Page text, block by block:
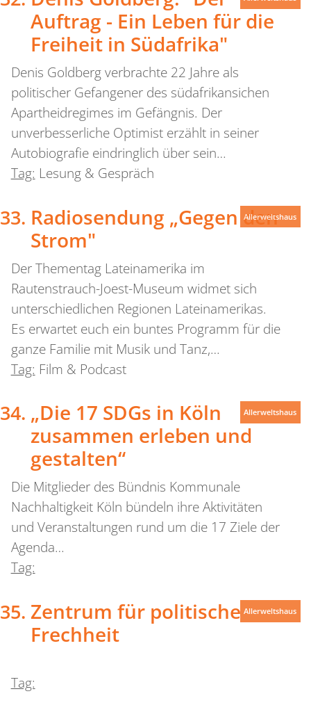
Auftrag - Ein Leben für die
Freiheit in Südafrika"
Denis Goldberg verbrachte 22 Jahre als
politischer Gefangener des südafrikansichen
Apartheidregimes im Gefängnis. Der
unverbesserliche Optimist erzählt in seiner
Autobiografie eindringlich über sein…
Tag: Lesung & Gespräch
Radiosendung „Gegen den
Strom"
Der Thementag Lateinamerika im
Rautenstrauch-Joest-Museum widmet sich
unterschiedlichen Regionen Lateinamerikas.
Es erwartet euch ein buntes Programm für die
ganze Familie mit Musik und Tanz,…
Tag: Film & Podcast
Allerweltshaus
„Die 17 SDGs in Köln
zusammen erleben und
gestalten“
Die Mitglieder des Bündnis Kommunale
Nachhaltigkeit Köln bündeln ihre Aktivitäten
und Veranstaltungen rund um die 17 Ziele der
Agenda…
Tag:
Allerweltshaus
Zentrum für politische
Frechheit
Tag:
Allerweltshaus